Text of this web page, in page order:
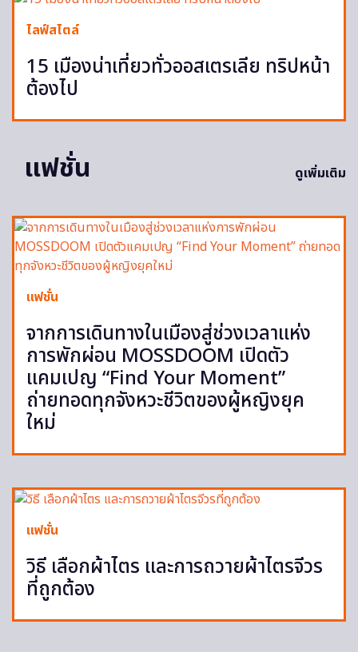
ไลฟ์สไตล์
15 เมืองน่าเที่ยวทั่วออสเตรเลีย ทริปหน้า
ต้องไป
แฟชั่น ดูเพิ่มเติม
แฟชั่น
จากการเดินทางในเมืองสู่ช่วงเวลาแห่ง
การพักผ่อน MOSSDOOM เปิดตัว
แคมเปญ “Find Your Moment”
ถ่ายทอดทุกจังหวะชีวิตของผู้หญิงยุค
ใหม่
แฟชั่น
วิธี เลือกผ้าไตร และการถวายผ้าไตรจีวร
ที่ถูกต้อง